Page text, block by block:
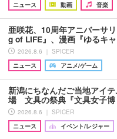
ニュース
動画 音楽
亜咲花、10周年アニバーサ
g of LIFE』、漫画『ゆるキ
2026.8.6 ｜ SPICER
ニュース
アニメ/ゲーム
新潟にちなんだご当地アイ
場 文具の祭典『文具女子
2026.8.6 ｜ SPICER
ニュース
イベント/レジャー